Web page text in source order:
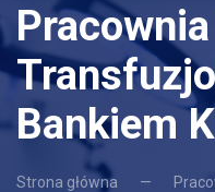
Bankiem
Strona główna